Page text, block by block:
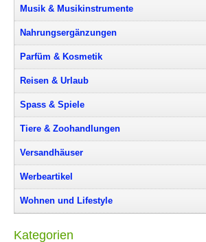
Musik & Musikinstrumente
Nahrungsergänzungen
Parfüm & Kosmetik
Reisen & Urlaub
Spass & Spiele
Tiere & Zoohandlungen
Versandhäuser
Werbeartikel
Wohnen und Lifestyle
Kategorien